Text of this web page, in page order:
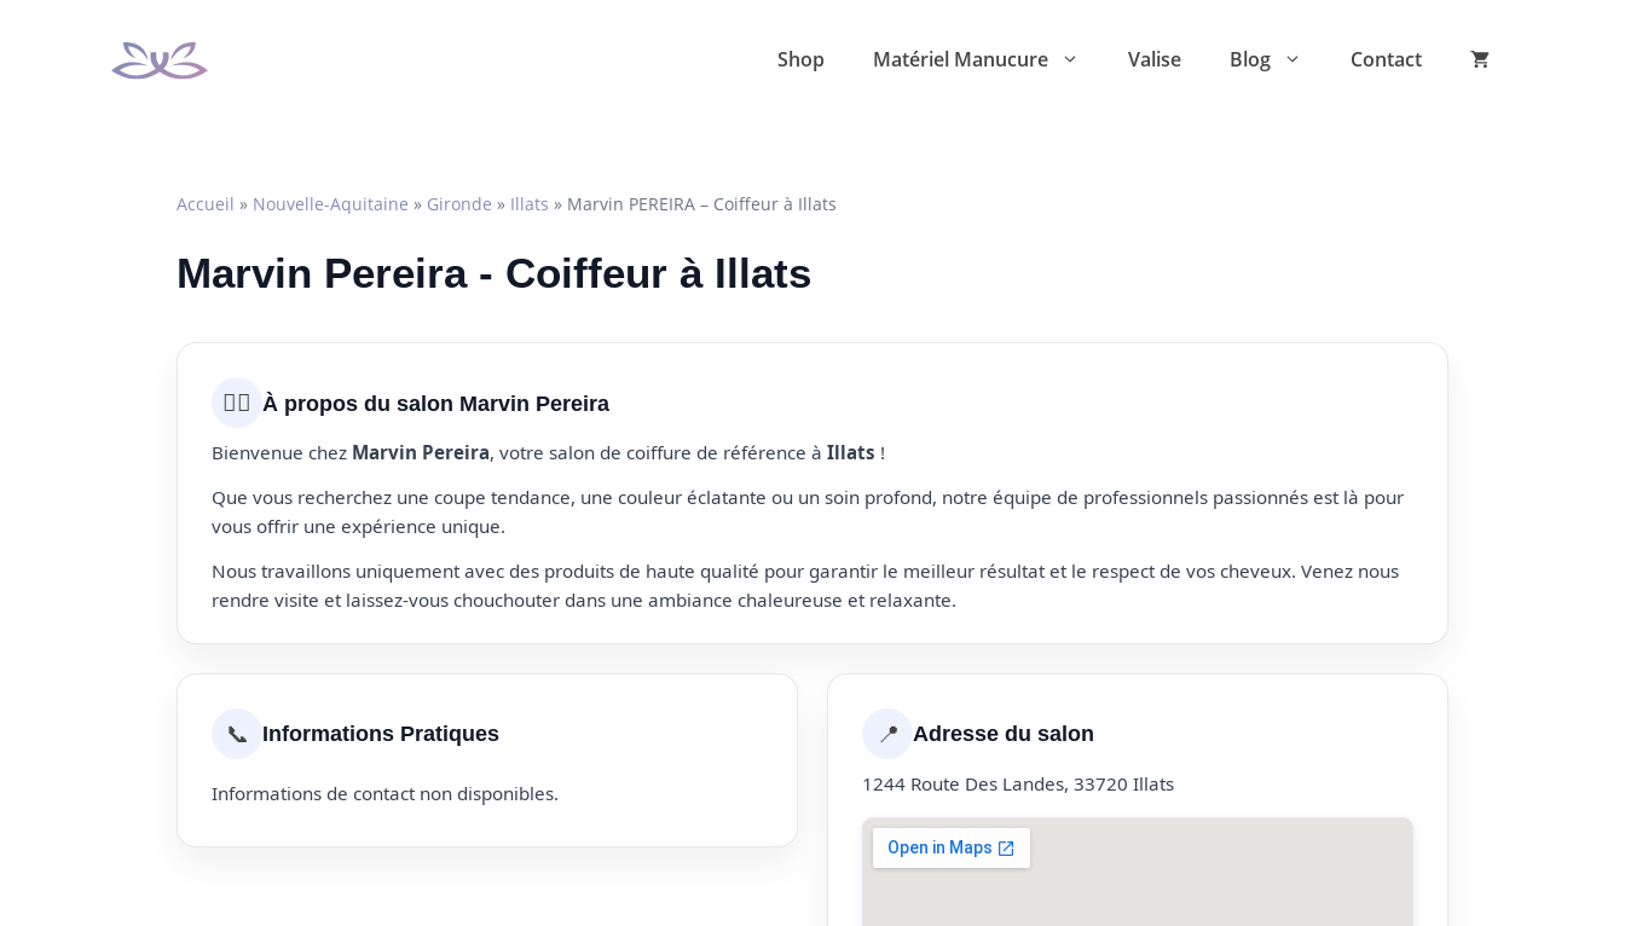
Shop Matériel Manucure Valise Blog Contact
Accueil » Nouvelle-Aquitaine » Gironde » Illats » Marvin PEREIRA – Coiffeur à Illats
Marvin Pereira - Coiffeur à Illats
💇‍♀️ À propos du salon Marvin Pereira
Bienvenue chez Marvin Pereira, votre salon de coiffure de référence à Illats !
Que vous recherchez une coupe tendance, une couleur éclatante ou un soin profond, notre équipe de professionnels passionnés est là pour
vous offrir une expérience unique.
Nous travaillons uniquement avec des produits de haute qualité pour garantir le meilleur résultat et le respect de vos cheveux. Venez nous
rendre visite et laissez-vous chouchouter dans une ambiance chaleureuse et relaxante.
📞 Informations Pratiques
Informations de contact non disponibles.
📍 Adresse du salon
1244 Route Des Landes, 33720 Illats